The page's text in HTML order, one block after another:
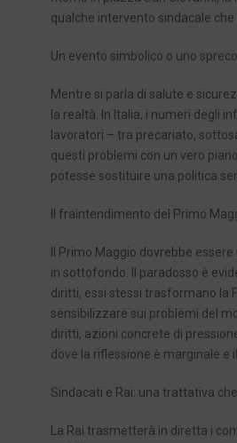
qualche intervento sindacale
Un evento simbolico o uno
Mentre si parla di salute e
la realtà. In Italia, i numeri degli
lavoratori – tra precariato,
questi problemi con un vero
potesse sostituire una politica
Il fraintendimento del Primo
Il Primo Maggio dovrebbe
in sottofondo. Il paradosso è
diritti, essi stessi trasformano la
sensibilizzare sui problemi del
diritti, azioni concrete di
dove la riflessione è marginale
Sindacati e Rai: una trattativa
La Rai trasmetterà in diretta i